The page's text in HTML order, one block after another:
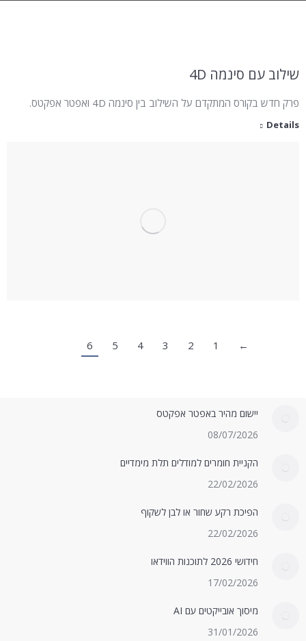
שילוב עם סינמה 4D
פרק חדש בקורס המתקדם על השילוב בין סינמה 4D ואפטר אפקטס.
Details
←
1
2
3
4
5
6
יישום מהיר באפטר אפקטס
08/07/2026
הקניית חומרים למודלים תלת מימדיים
22/02/2026
הפיכת רקע שחור או לבן לשקוף
22/02/2026
חידושי 2026 לתוכנות הווידאו
17/02/2026
מיסוך אובייקטים עם AI
31/01/2026